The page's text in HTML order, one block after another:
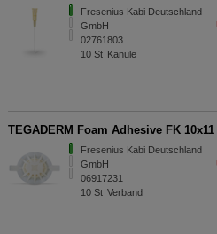
Fresenius Kabi Deutschland
GmbH
02761803
10 St Kanüle
TEGADERM Foam Adhesive FK
Fresenius Kabi Deutschland
GmbH
06917231
10 St Verband